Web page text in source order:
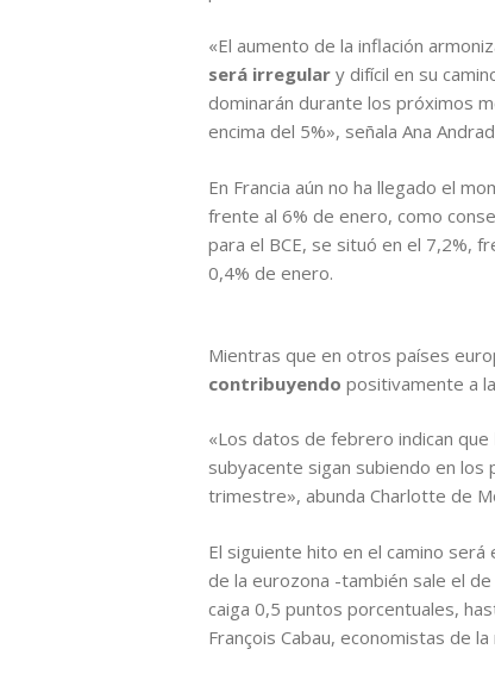
«El aumento de la inflación
será irregular y difícil en su
dominarán durante los próximos
encima del 5%», señala Ana
En Francia aún no ha llegado el
frente al 6% de enero, como
para el BCE, se situó en el 7,2%,
0,4% de enero.
Mientras que en otros países
contribuyendo positivamente a
«Los datos de febrero indican que
subyacente sigan subiendo en
trimestre», abunda Charlotte de
El siguiente hito en el camino
de la eurozona -también sale el
caiga 0,5 puntos porcentuales,
François Cabau, economistas de